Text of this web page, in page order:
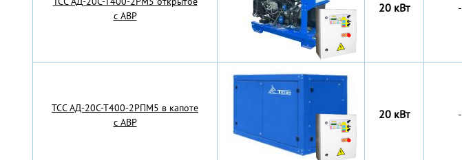
с АВР
20 кВт -
TCC АД-20С-Т400-2РПМ5 в капоте
с АВР
20 кВт -